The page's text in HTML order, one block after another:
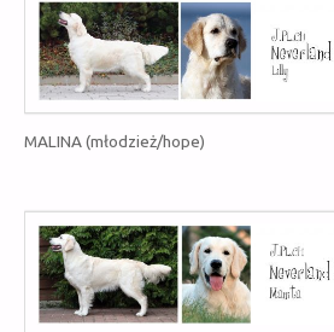
MALINA (młodzież/hope)